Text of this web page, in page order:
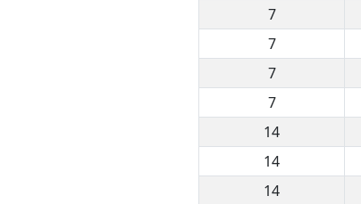
7
7
7
7
14
14
14